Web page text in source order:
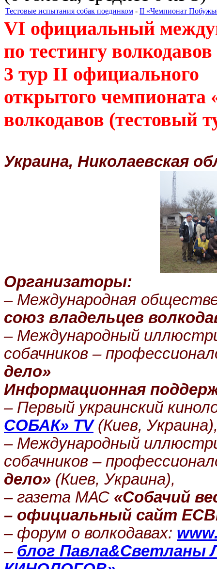
Тестовые испытания собак поединком - ІІ «Чемпионат
VІ официальный
по тестингу волкодавов
3 тур ІІ официального
открытого чемпионата
волкодавов (тестовый
Украина, Николаевская
Организаторы:
– Международная
союз владельцев
– Международный
собачников –
дело»
Информационная
– Первый украинский
СОБАК» TV(Киев,
– Международный
собачников –
дело» (Киев, Украина),
– газета МАС «Собачий
– официальный сайт
– форум о волкодавах:
– блог Павла&Светланы